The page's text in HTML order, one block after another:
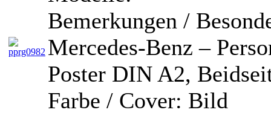
Bemerkungen /
Mercedes-Benz –
Poster DIN A2,
Farbe / Cover: Bild